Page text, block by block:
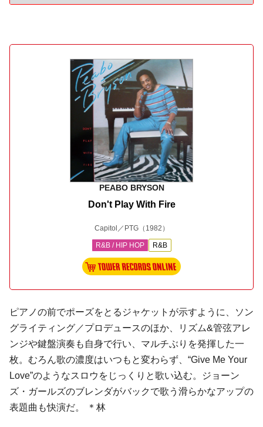
PEABO BRYSON
Don't Play With Fire
Capitol／PTG（1982）
R&B / HIP HOP R&B
ピアノの前でポーズをとるジャケットが示すように、ソン
グライティング／プロデュースのほか、リズム&管弦アレ
ンジや鍵盤演奏も自身で行い、マルチぶりを発揮した一
枚。むろん歌の濃度はいつもと変わらず、“Give Me Your
Love”のようなスロウをじっくりと歌い込む。ジョーン
ズ・ガールズのブレンダがバックで歌う滑らかなアップの
表題曲も快演だ。 ＊林